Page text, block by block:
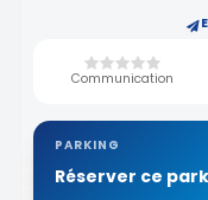
Communication
PARKING
Réserver ce